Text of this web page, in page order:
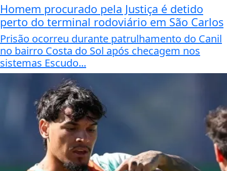
Homem procurado pela Justiça é detido
perto do terminal rodoviário em São Carlos
Prisão ocorreu durante patrulhamento do Canil
no bairro Costa do Sol após checagem nos
sistemas Escudo...